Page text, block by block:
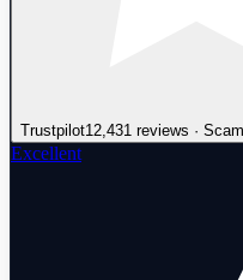
Trustpilot12,431 reviews ·
Excellent